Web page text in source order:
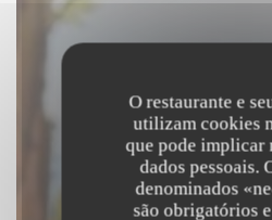
O restaurante e
utilizam cookies
que pode implicar
dados pessoais.
denominados
são obrigatórios